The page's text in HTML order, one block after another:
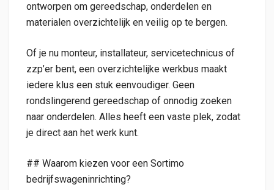
ontworpen om gereedschap, onderdelen en
materialen overzichtelijk en veilig op te bergen.
Of je nu monteur, installateur, servicetechnicus of
zzp’er bent, een overzichtelijke werkbus maakt
iedere klus een stuk eenvoudiger. Geen
rondslingerend gereedschap of onnodig zoeken
naar onderdelen. Alles heeft een vaste plek, zodat
je direct aan het werk kunt.
## Waarom kiezen voor een Sortimo
bedrijfswageninrichting?